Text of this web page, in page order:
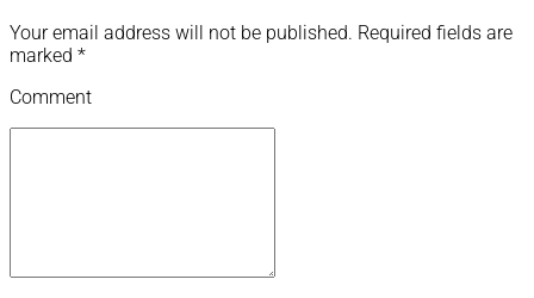
Your email address will not be published. Required fields are
marked *
Comment